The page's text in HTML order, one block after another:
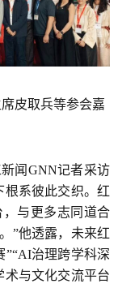
皮取兵等参会嘉
闻GNN记者采访
根系彼此交织。红
与更多志同道合
”他透露，未来红
”“AI治理跨学科深
术与文化交流平台